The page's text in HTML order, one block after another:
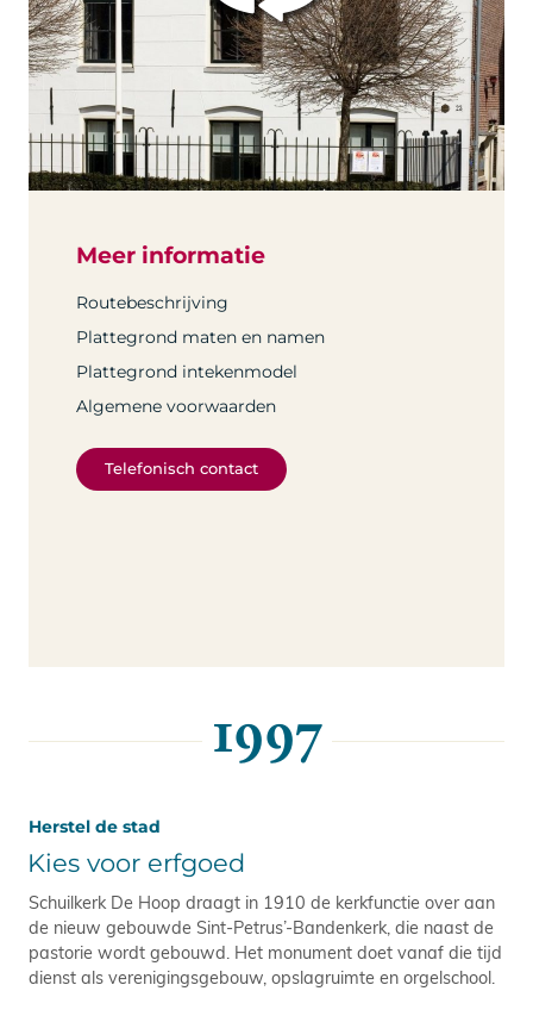
Meer informatie
Routebeschrijving
Plattegrond maten en namen
Plattegrond intekenmodel
Algemene voorwaarden
Telefonisch contact
1997
Herstel de stad
Kies voor erfgoed
Schuilkerk De Hoop draagt in 1910 de kerkfunctie over aan
de nieuw gebouwde Sint-Petrus’-Bandenkerk, die naast de
pastorie wordt gebouwd. Het monument doet vanaf die tijd
dienst als verenigingsgebouw, opslagruimte en orgelschool.